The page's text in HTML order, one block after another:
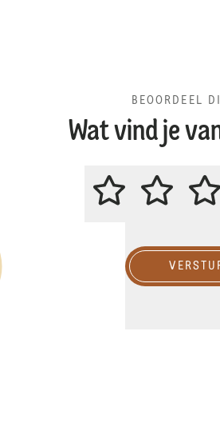
BEOORDEEL
Wat vind je